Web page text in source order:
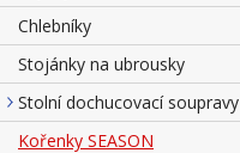
Chlebníky
Stojánky na ubrousky
Stolní dochucovací soupravy
Kořenky SEASON